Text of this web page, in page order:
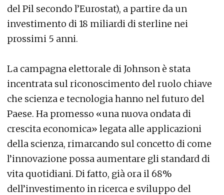
del Pil secondo l’Eurostat), a partire da un
investimento di 18 miliardi di sterline nei
prossimi 5 anni.
La campagna elettorale di Johnson è stata
incentrata sul riconoscimento del ruolo chiave
che scienza e tecnologia hanno nel futuro del
Paese. Ha promesso «una nuova ondata di
crescita economica» legata alle applicazioni
della scienza, rimarcando sul concetto di come
l’innovazione possa aumentare gli standard di
vita quotidiani. Di fatto, già ora il 68%
dell’investimento in ricerca e sviluppo del